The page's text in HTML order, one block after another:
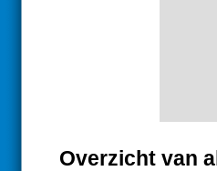
Overzicht van